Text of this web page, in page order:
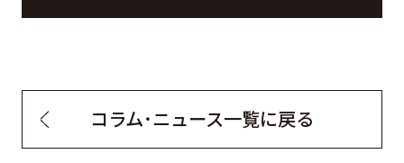
コラム・ニュース一覧に戻る